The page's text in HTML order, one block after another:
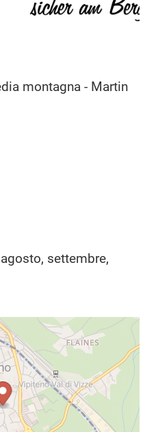
montagna - Martin
settembre,